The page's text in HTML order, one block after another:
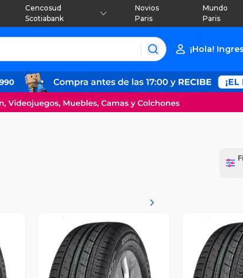
Cencosud
Scotiabank
Novios
Paris
Mundo
Paris
¡Hola!